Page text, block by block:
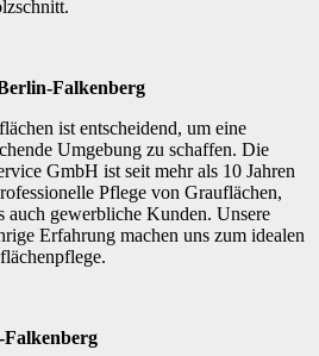
Falkenberg
ist entscheidend, um eine
Umgebung zu schaffen. Die
GmbH ist seit mehr als 10 Jahren
Pflege von Grauflächen,
auch gewerbliche Kunden. Unsere
Erfahrung machen uns zum idealen